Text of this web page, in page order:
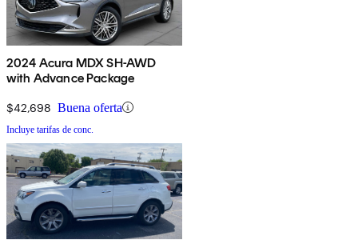
2024 Acura MDX SH-AWD
with Advance Package
$42,698 Buena oferta
Incluye tarifas de conc.